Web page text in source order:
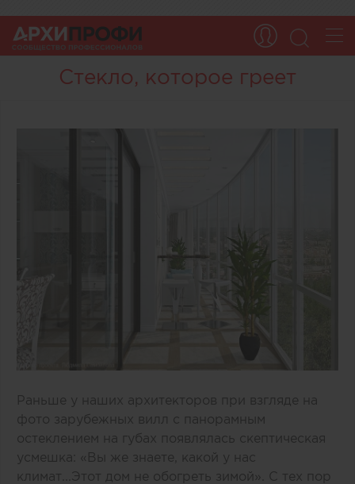
Стекло, которое греет
Раньше у наших архитекторов при взгляде на
фото зарубежных вилл с панорамным
остеклением на губах появлялась скептическая
усмешка: «Вы же знаете, какой у нас
климат...Этот дом не обогреть зимой». С тех пор